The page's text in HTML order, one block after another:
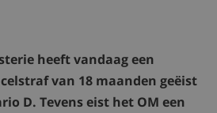
heeft vandaag een
van 18 maanden geëist
D. Tevens eist het OM een